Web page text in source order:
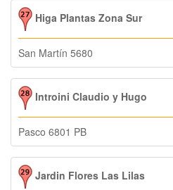
Higa Plantas Zona Sur
San Martín 5680
Introini Claudio y Hugo
Pasco 6801 PB
Jardin Flores Las Lilas